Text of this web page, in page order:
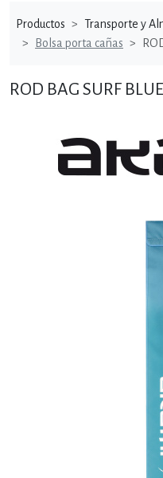
Productos
Transporte y
Bolsa porta cañas
ROD BAG SURF BLUE